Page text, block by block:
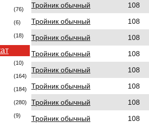
(76)
(6)
(18)
(10)
(164)
(184)
(280)
(9)
Тройник обычный
108
Тройник обычный
108
Тройник обычный
108
Тройник обычный
108
Тройник обычный
108
Тройник обычный
108
Тройник обычный
108
Тройник обычный
108